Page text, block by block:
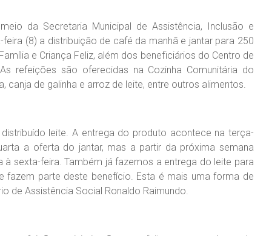
da Secretaria Municipal de Assistência, Inclusão e
(8) a distribuição de café da manhã e jantar para 250
e Criança Feliz, além dos beneficiários do Centro de
refeições são oferecidas na Cozinha Comunitária do
canja de galinha e arroz de leite, entre outros alimentos.
leite. A entrega do produto acontece na terça-
a oferta do jantar, mas a partir da próxima semana
sexta-feira. Também já fazemos a entrega do leite para
fazem parte deste benefício. Esta é mais uma forma de
de Assistência Social Ronaldo Raimundo.